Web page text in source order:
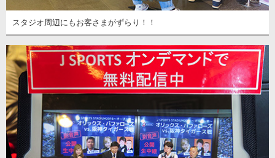
スタジオ周辺にもお客さまがずらり！！